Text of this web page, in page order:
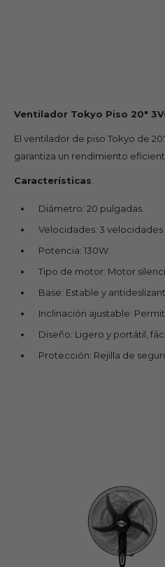
Ventilador Tokyo Piso 20"
El ventilador de piso Tokyo de
garantiza un rendimiento
Características:
Diámetro: 20 pulgadas.
Velocidades: 3 velocidades
Potencia: 130W.
Tipo de motor: Motor
Base: Estable y
Inclinación ajustable:
Diseño: Ligero y portátil,
Protección: Rejilla de